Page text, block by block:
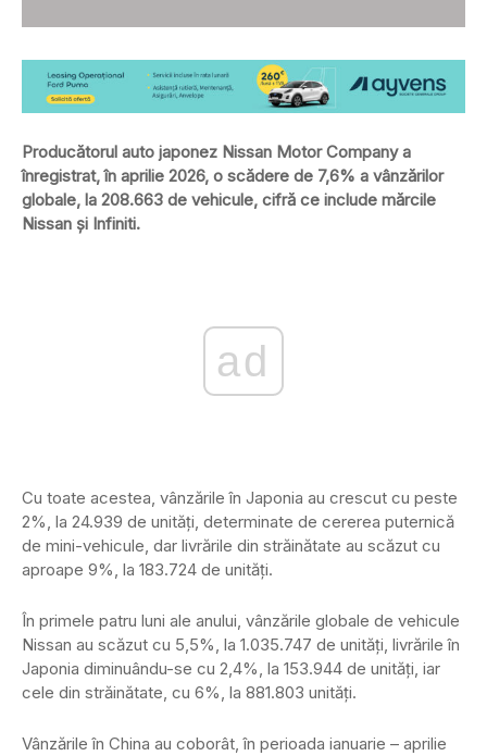
Producătorul auto japonez Nissan Motor Company a
înregistrat, în aprilie 2026, o scădere de 7,6% a vânzărilor
globale, la 208.663 de vehicule, cifră ce include mărcile
Nissan și Infiniti.
ad
Cu toate acestea, vânzările în Japonia au crescut cu peste
2%, la 24.939 de unități, determinate de cererea puternică
de mini-vehicule, dar livrările din străinătate au scăzut cu
aproape 9%, la 183.724 de unități.
În primele patru luni ale anului, vânzările globale de vehicule
Nissan au scăzut cu 5,5%, la 1.035.747 de unități, livrările în
Japonia diminuându-se cu 2,4%, la 153.944 de unități, iar
cele din străinătate, cu 6%, la 881.803 unități.
Vânzările în China au coborât, în perioada ianuarie – aprilie